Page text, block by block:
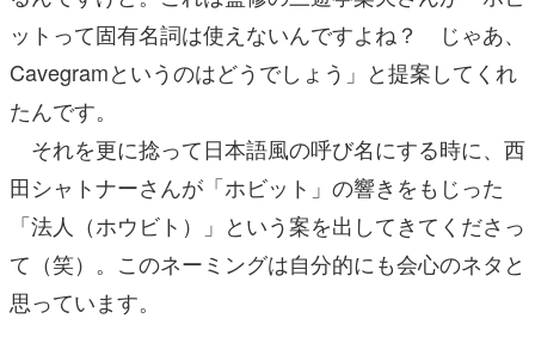
ットって固有名詞は使えないんですよね？ じゃあ、
Cavegramというのはどうでしょう」と提案してくれ
たんです。
それを更に捻って日本語風の呼び名にする時に、西
田シャトナーさんが「ホビット」の響きをもじった
「法人（ホウビト）」という案を出してきてくださっ
て（笑）。このネーミングは自分的にも会心のネタと
思っています。